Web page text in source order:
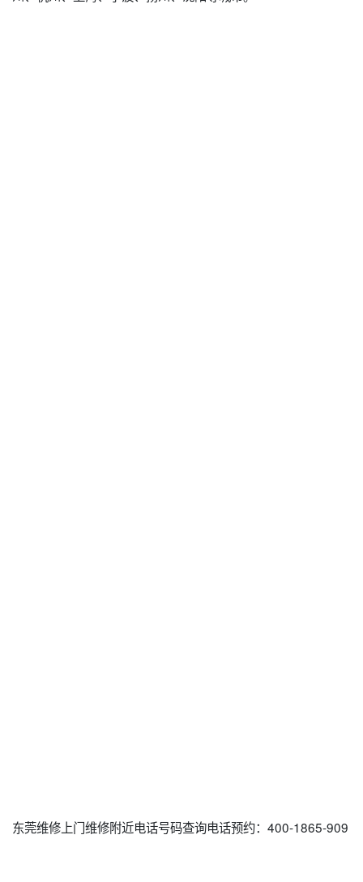
东莞维修上门维修附近电话号码查询电话预约：400-1865-909